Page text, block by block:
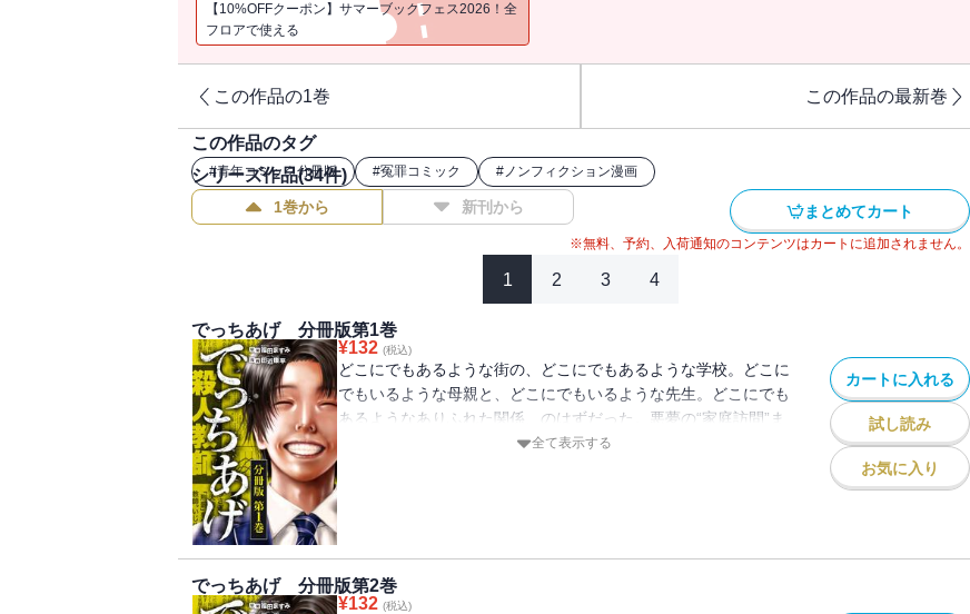
【10%OFFクーポン】サマーブックフェス2026！全
フロアで使える
この作品の1巻 この作品の最新巻
この作品のタグ
#青年コミック分冊版 #冤罪コミック #ノンフィクション漫画
シリーズ作品(34件)
1巻から 新刊から まとめてカート
※無料、予約、入荷通知のコンテンツはカートに追加されません。
1 2 3 4
でっちあげ 分冊版第1巻
¥132 (税込)
どこにでもあるような街の、どこにでもあるような学校。どこに
でもいるような母親と、どこにでもいるような先生。どこにでも
あるようなありふれた関係、のはずだった。悪夢の“家庭訪問”ま
では――。小さな街で起きた“体罰事件”は全国を駆け巡り、やが
全て表示する
カートに入れる
試し読み
お気に入り
でっちあげ 分冊版第2巻
¥132 (税込)